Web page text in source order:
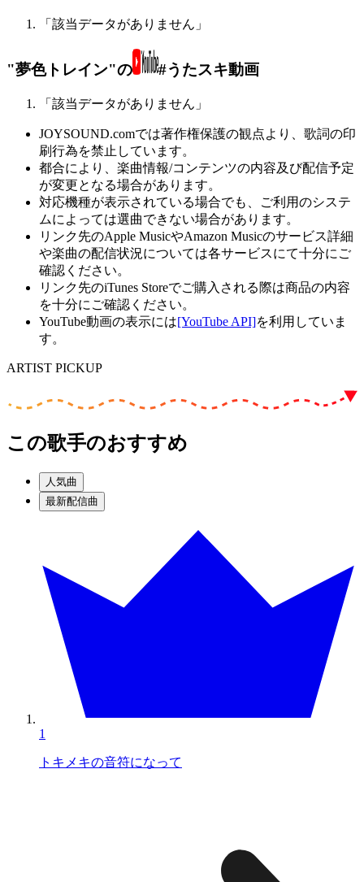
「該当データがありません」
"夢色トレイン"の #うたスキ動画
「該当データがありません」
JOYSOUND.comでは著作権保護の観点より、歌詞の印
刷行為を禁止しています。
都合により、楽曲情報/コンテンツの内容及び配信予定
が変更となる場合があります。
対応機種が表示されている場合でも、ご利用のシステ
ムによっては選曲できない場合があります。
リンク先のApple MusicやAmazon Musicのサービス詳細
や楽曲の配信状況については各サービスにて十分にご
確認ください。
リンク先のiTunes Storeでご購入される際は商品の内容
を十分にご確認ください。
YouTube動画の表示には[YouTube API]を利用していま
す。
ARTIST PICKUP
この歌手のおすすめ
人気曲
最新配信曲
1
トキメキの音符になって